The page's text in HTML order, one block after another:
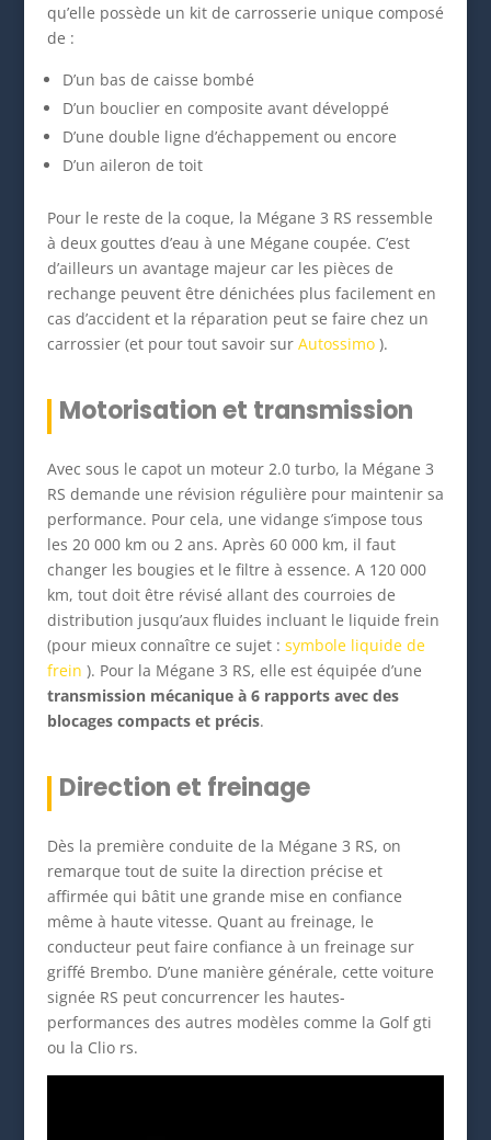
qu’elle possède un kit de carrosserie unique composé
de :
D’un bas de caisse bombé
D’un bouclier en composite avant développé
D’une double ligne d’échappement ou encore
D’un aileron de toit
Pour le reste de la coque, la Mégane 3 RS ressemble
à deux gouttes d’eau à une Mégane coupée. C’est
d’ailleurs un avantage majeur car les pièces de
rechange peuvent être dénichées plus facilement en
cas d’accident et la réparation peut se faire chez un
carrossier (et pour tout savoir sur Autossimo).
Motorisation et transmission
Avec sous le capot un moteur 2.0 turbo, la Mégane 3
RS demande une révision régulière pour maintenir sa
performance. Pour cela, une vidange s’impose tous
les 20 000 km ou 2 ans. Après 60 000 km, il faut
changer les bougies et le filtre à essence. A 120 000
km, tout doit être révisé allant des courroies de
distribution jusqu’aux fluides incluant le liquide frein
(pour mieux connaître ce sujet : symbole liquide de
frein ). Pour la Mégane 3 RS, elle est équipée d’une
transmission mécanique à 6 rapports avec des
blocages compacts et précis.
Direction et freinage
Dès la première conduite de la Mégane 3 RS, on
remarque tout de suite la direction précise et
affirmée qui bâtit une grande mise en confiance
même à haute vitesse. Quant au freinage, le
conducteur peut faire confiance à un freinage sur
griffé Brembo. D’une manière générale, cette voiture
signée RS peut concurrencer les hautes-
performances des autres modèles comme la Golf gti
ou la Clio rs.